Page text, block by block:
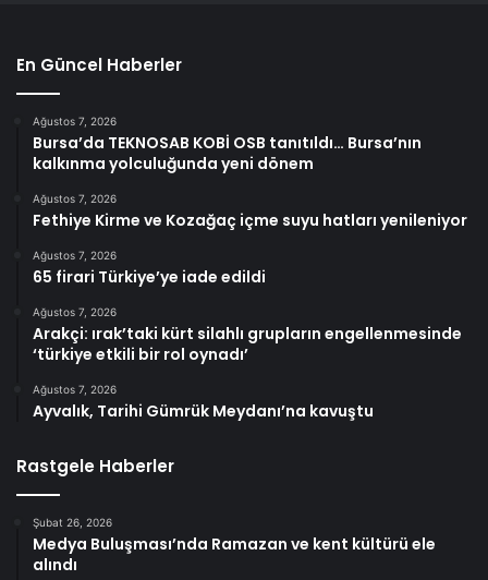
En Güncel Haberler
Ağustos 7, 2026
Bursa’da TEKNOSAB KOBİ OSB tanıtıldı… Bursa’nın
kalkınma yolculuğunda yeni dönem
Ağustos 7, 2026
Fethiye Kirme ve Kozağaç içme suyu hatları yenileniyor
Ağustos 7, 2026
65 firari Türkiye’ye iade edildi
Ağustos 7, 2026
Arakçi: ırak’taki kürt silahlı grupların engellenmesinde
‘türkiye etkili bir rol oynadı’
Ağustos 7, 2026
Ayvalık, Tarihi Gümrük Meydanı’na kavuştu
Rastgele Haberler
Şubat 26, 2026
Medya Buluşması’nda Ramazan ve kent kültürü ele
alındı